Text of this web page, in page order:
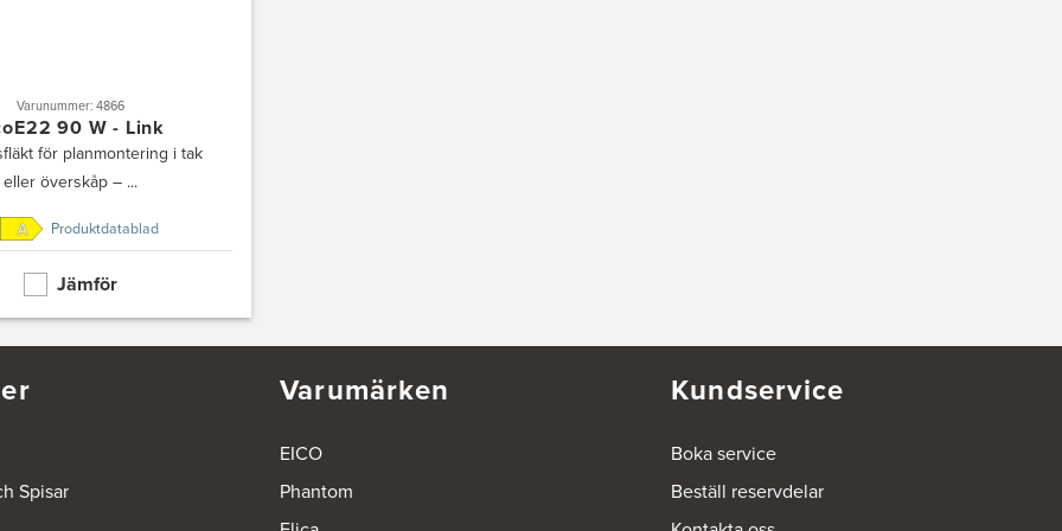
Varunummer: 4866
90 W - Link
för planmontering i tak
eller överskåp – ...
Produktdatablad
Jämför
Spisar
Varumärken
EICO
Phantom
Kundservice
Boka service
Beställ reservdelar